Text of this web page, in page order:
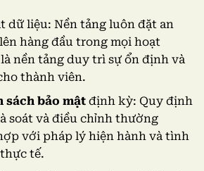
dữ liệu: Nền tảng luôn đặt an
hàng đầu trong mọi hoạt
nền tảng duy trì sự ổn định và
thành viên.
sách bảo mậtđịnh kỳ: Quy định
soát và điều chỉnh thường
với pháp lý hiện hành và tình
tế.